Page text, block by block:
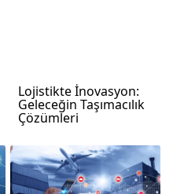
Lojistikte İnovasyon:
Geleceğin Taşımacılık
Çözümleri